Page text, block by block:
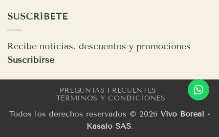
SUSCRÍBETE
Recibe noticias, descuentos y promociones
Suscribirse
PREGUNTAS FRECUENTES
TÉRMINOS Y CONDICIONES
Todos los derechos reservados © 2026 Vivo Boreal -
Kasalo SAS.